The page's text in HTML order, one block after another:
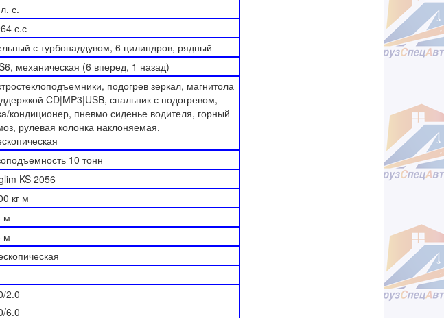
с.
с.с
с турбонаддувом, 6 цилиндров, рядный
механическая (6 вперед, 1 назад)
подогрев зеркал, магнитола
CD|MP3|USB, спальник с подогревом,
кондиционер, пневмо сиденье водителя, горный
рулевая колонка наклоняемая,
10 тонн
KS 2056
кг м
м
м
2.0
6.0